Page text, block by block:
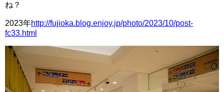
ね？
2023年http://fujioka.blog.enjoy.jp/photo/2023/10/post-
fc33.html